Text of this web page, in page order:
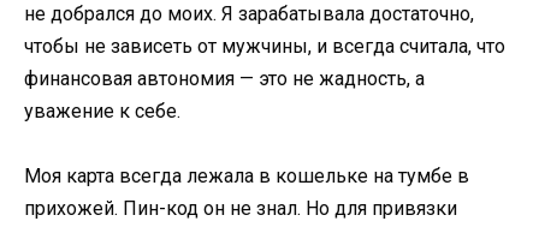
не добрался до моих. Я зарабатывала достаточно,
чтобы не зависеть от мужчины, и всегда считала, что
финансовая автономия — это не жадность, а
уважение к себе.
Моя карта всегда лежала в кошельке на тумбе в
прихожей. Пин-код он не знал. Но для привязки